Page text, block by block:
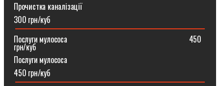
Прочистка каналізації
300 грн/куб
Послуги мулососа⠀⠀⠀⠀⠀⠀⠀⠀⠀⠀⠀⠀⠀⠀⠀⠀⠀⠀⠀⠀⠀450
грн/куб
Послуги мулососа
450 грн/куб